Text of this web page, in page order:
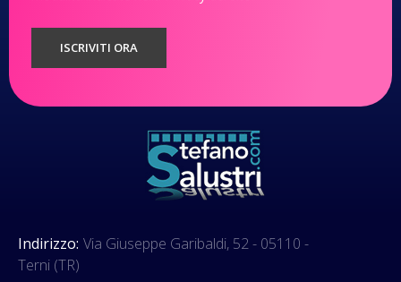
Indirizzo: Via Giuseppe Garibaldi, 52 - 05110 -
Terni (TR)